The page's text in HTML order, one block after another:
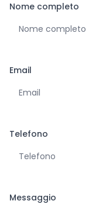
Nome completo
Email
Telefono
Messaggio